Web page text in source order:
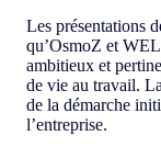
Les présentations
qu’OsmoZ et
ambitieux et
de vie au travail.
de la démarche
l’entreprise.